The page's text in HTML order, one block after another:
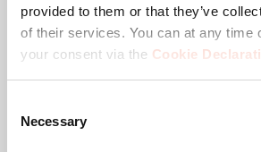
provided to them or that they’ve
of their services. You can at any time
your consent via the Cookie
Selection
Necessary
Laden Sie 12 weitere